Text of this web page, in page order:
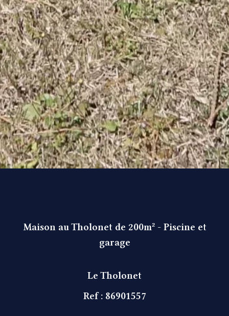
Maison au Tholonet de 200m² - Piscine et
garage
Le Tholonet
Ref : 86901557